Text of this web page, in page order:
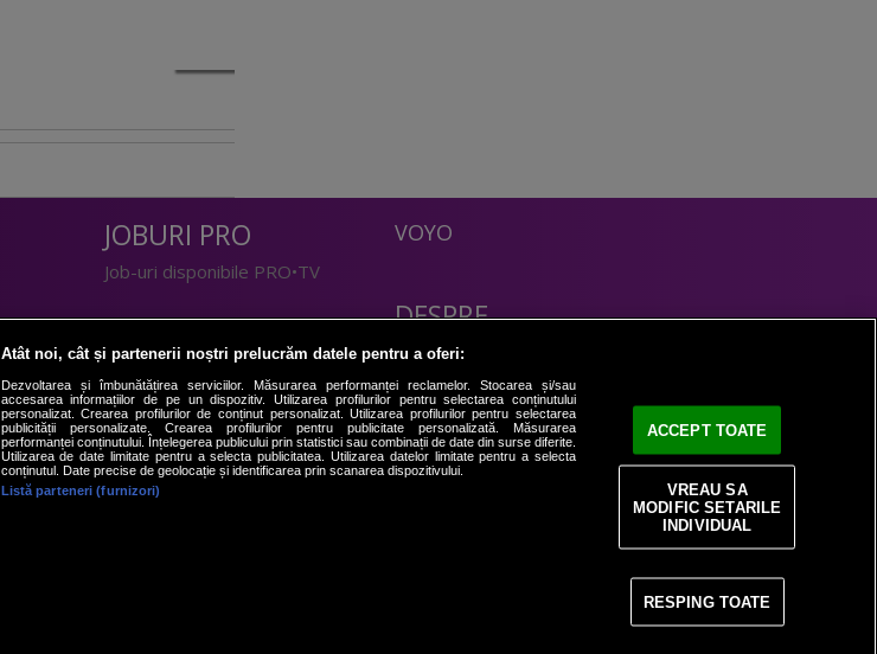
JOBURI PRO
Job-uri disponibile PRO•TV
LIFESTYLE
Doctor de Bine
Acasă
Acasă Gold
Perfecte
DeBarbati
VOYO
DESPRE
Politica Confidentialitate
Contact
Atât noi, cât și partenerii noștri prelucrăm datele pentru a oferi:
Dezvoltarea și îmbunătățirea serviciilor. Măsurarea performanței reclamelor. Stocarea și/sau
accesarea informațiilor de pe un dispozitiv. Utilizarea profilurilor pentru selectarea conținutului
personalizat. Crearea profilurilor de conținut personalizat. Utilizarea profilurilor pentru selectarea
publicității personalizate. Crearea profilurilor pentru publicitate personalizată. Măsurarea
performanței conținutului. Înțelegerea publicului prin statistici sau combinații de date din surse diferite.
Utilizarea de date limitate pentru a selecta publicitatea. Utilizarea datelor limitate pentru a selecta
conținutul. Date precise de geolocație și identificarea prin scanarea dispozitivului.
Listă parteneri (furnizori)
ACCEPT TOATE
RESPING TOATE
VREAU SA
MODIFIC SETARILE
INDIVIDUAL